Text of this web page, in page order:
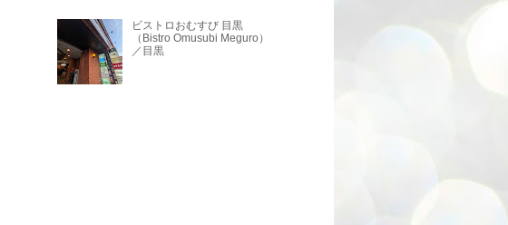
ビストロおむすび 目黒
（Bistro Omusubi Meguro）
／目黒